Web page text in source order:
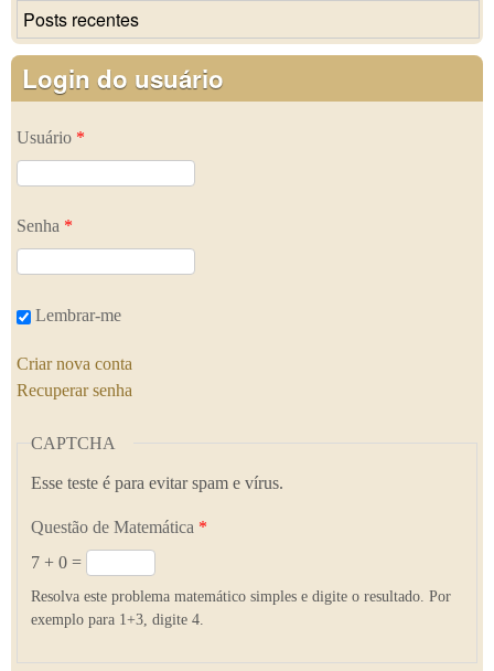
Posts recentes
Login do usuário
Usuário *
Senha *
Lembrar-me
Criar nova conta
Recuperar senha
CAPTCHA
Esse teste é para evitar spam e vírus.
Questão de Matemática *
7 + 0 =
Resolva este problema matemático simples e digite o resultado. Por
exemplo para 1+3, digite 4.